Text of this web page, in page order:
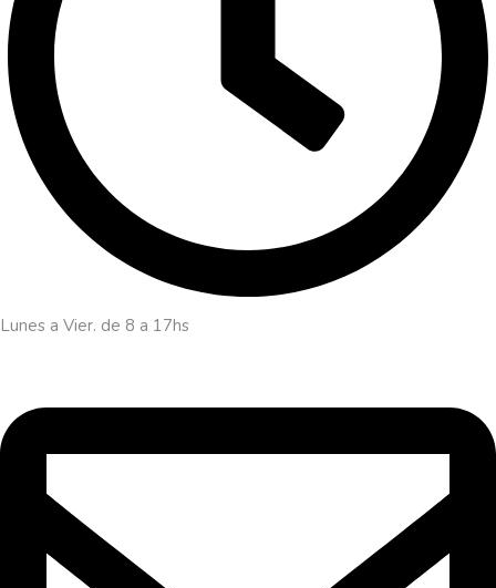
Lunes a Vier. de 8 a 17hs